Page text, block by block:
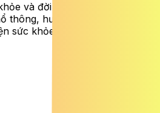
và đời sống cung cấp tin
thông, hướng dẫn dinh dưỡng
sức khỏe thể chất lẫn tinh